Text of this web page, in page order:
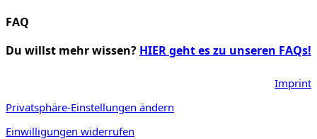
FAQ
Du willst mehr wissen? HIER geht es zu unseren FAQs!
Imprint
Privatsphäre-Einstellungen ändern
Einwilligungen widerrufen